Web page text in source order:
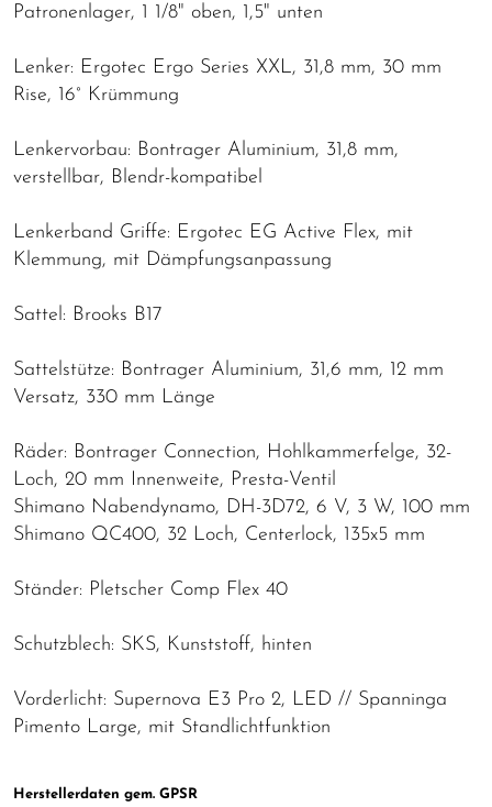
Patronenlager, 1 1/8" oben, 1,5" unten
Lenker: Ergotec Ergo Series XXL, 31,8 mm, 30 mm
Rise, 16° Krümmung
Lenkervorbau: Bontrager Aluminium, 31,8 mm,
verstellbar, Blendr-kompatibel
Lenkerband Griffe: Ergotec EG Active Flex, mit
Klemmung, mit Dämpfungsanpassung
Sattel: Brooks B17
Sattelstütze: Bontrager Aluminium, 31,6 mm, 12 mm
Versatz, 330 mm Länge
Räder: Bontrager Connection, Hohlkammerfelge, 32-
Loch, 20 mm Innenweite, Presta-Ventil
Shimano Nabendynamo, DH-3D72, 6 V, 3 W, 100 mm
Shimano QC400, 32 Loch, Centerlock, 135x5 mm
Ständer: Pletscher Comp Flex 40
Schutzblech: SKS, Kunststoff, hinten
Vorderlicht: Supernova E3 Pro 2, LED // Spanninga
Pimento Large, mit Standlichtfunktion
Herstellerdaten gem. GPSR